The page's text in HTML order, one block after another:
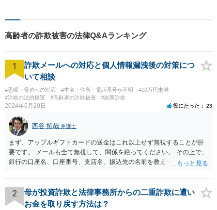
高齢者の詐欺被害の法律Q&Aランキング
1
詐欺メールへの対応と個人情報漏洩後の対策につ
いて相談
#恐喝・脅迫への対応 #本名・住所・電話番号が不明
#10万円未満
#詐欺の法的措置
#高齢者の詐欺被害 #副業詐欺
2024年6月20日 役にたった 23
西谷 拓哉 弁護士
まず、アップルギフトカードの送金はこれ以上せず無視することが肝
要です。 メールも全て無視して、関係を絶ってください。 その上で、
銀行の口座名、口座番号、支店名、振込先の名前を教えてしまってい
はありません。 そのため、現時点でとくに、詳細不明の入金がないこ
となどが確認できるのであれば、念のため、相手に教えてしまった口
座については、 銀行で口座の解約処理をすることをお勧め致します。
2
母が投資詐欺と法律事務所からの二重詐欺に遭い
お金を取り戻す方法は？